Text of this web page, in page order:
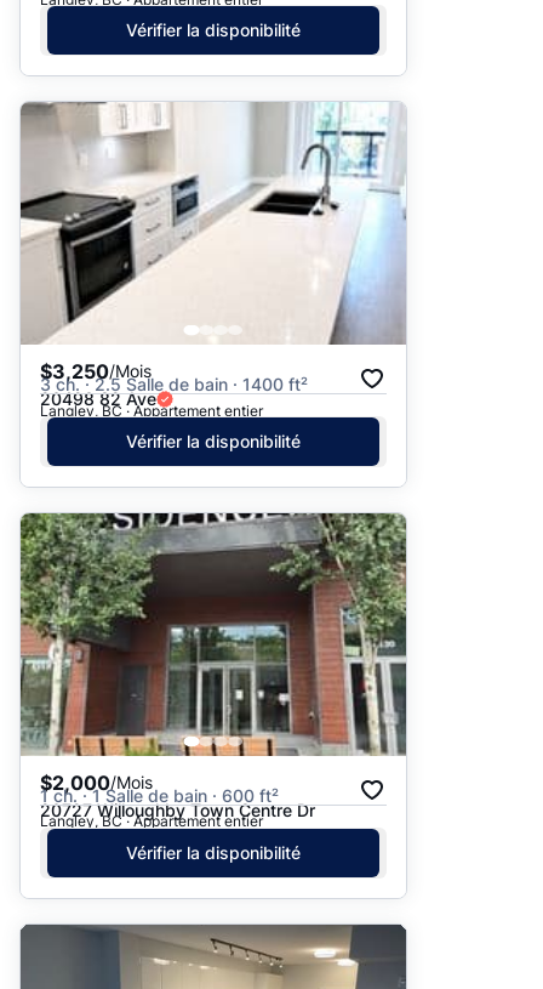
Vérifier la disponibilité
$3,250/Mois
3 ch. · 2.5 Salle de bain · 1400 ft²
20498 82 Ave
Langley, BC · Appartement entier
Vérifier la disponibilité
$2,000/Mois
1 ch. · 1 Salle de bain · 600 ft²
20727 Willoughby Town Centre Dr
Langley, BC · Appartement entier
Vérifier la disponibilité